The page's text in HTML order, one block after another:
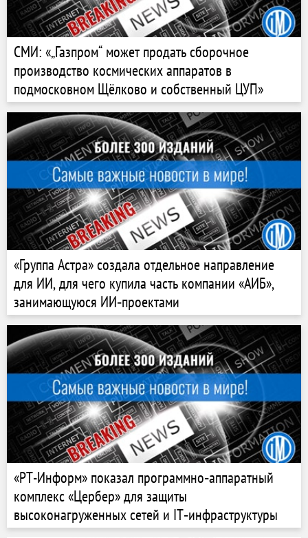
СМИ: «„Газпром“ может продать сборочное
производство космических аппаратов в
подмосковном Щёлково и собственный ЦУП»
«Группа Астра» создала отдельное направление
для ИИ, для чего купила часть компании «АИБ»,
занимающуюся ИИ‑проектами
«РТ-Информ» показал программно‑аппаратный
комплекс «Цербер» для защиты
высоконагруженных сетей и IT‑инфраструктуры